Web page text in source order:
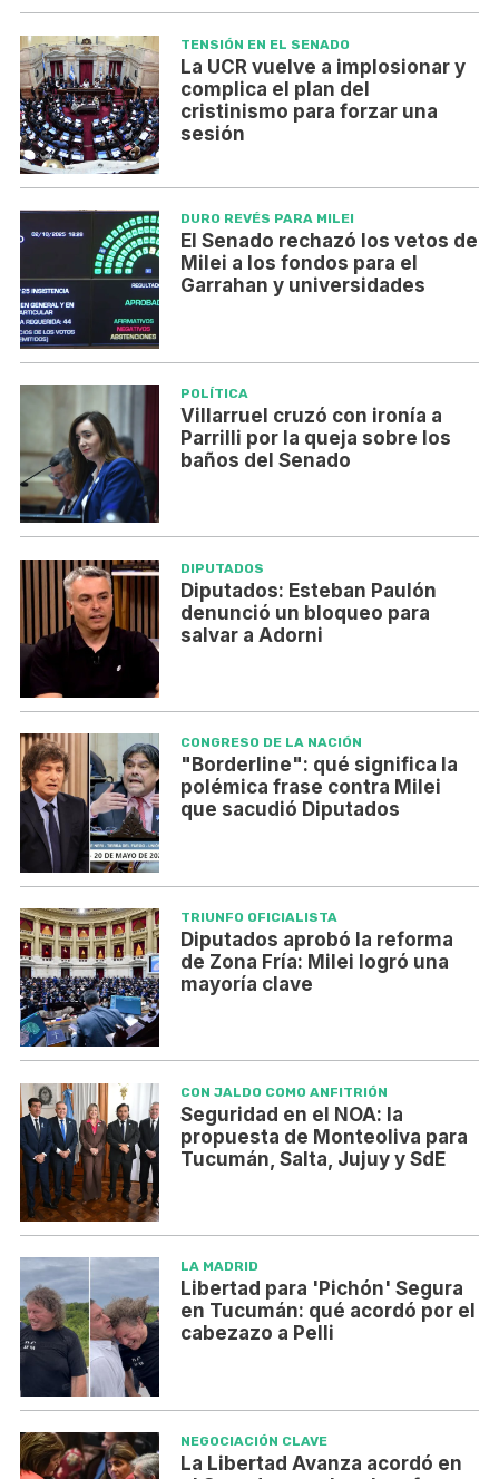
TENSIÓN EN EL SENADO
La UCR vuelve a implosionar y
complica el plan del
cristinismo para forzar una
sesión
DURO REVÉS PARA MILEI
El Senado rechazó los vetos de
Milei a los fondos para el
Garrahan y universidades
POLÍTICA
Villarruel cruzó con ironía a
Parrilli por la queja sobre los
baños del Senado
DIPUTADOS
Diputados: Esteban Paulón
denunció un bloqueo para
salvar a Adorni
CONGRESO DE LA NACIÓN
"Borderline": qué significa la
polémica frase contra Milei
que sacudió Diputados
TRIUNFO OFICIALISTA
Diputados aprobó la reforma
de Zona Fría: Milei logró una
mayoría clave
CON JALDO COMO ANFITRIÓN
Seguridad en el NOA: la
propuesta de Monteoliva para
Tucumán, Salta, Jujuy y SdE
LA MADRID
Libertad para 'Pichón' Segura
en Tucumán: qué acordó por el
cabezazo a Pelli
NEGOCIACIÓN CLAVE
La Libertad Avanza acordó en